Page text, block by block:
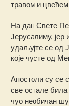
травом и
На дан Свете
Јерусалиму, јер
удаљујте се од
које чусте од
Апостоли су се
све остале
чуо необичан